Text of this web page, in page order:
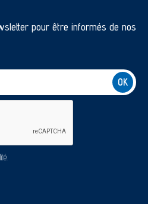
pour être informés de nos